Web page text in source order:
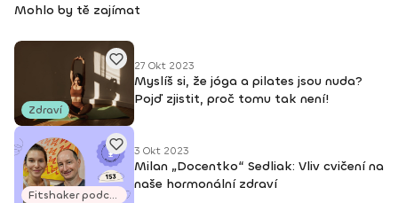
Mohlo by tě zajímat
Zdraví
27 Okt 2023
Myslíš si, že jóga a pilates jsou nuda?
Pojď zjistit, proč tomu tak není!
Fitshaker podcasty
3 Okt 2023
Milan „Docentko“ Sedliak: Vliv cvičení na
naše hormonální zdraví